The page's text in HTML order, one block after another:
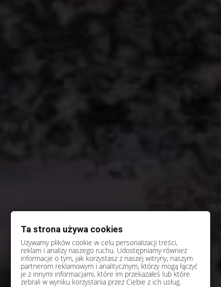
Ta strona używa cookies
Używamy plików cookie w celu personalizacji treści,
reklam i analizy naszego ruchu. Udostępniamy również
informacje o tym, jak korzystasz z naszej witryny, naszym
partnerom reklamowym i analitycznym, którzy mogą łączyć
je z innymi informacjami, które im przekazałeś lub które
zebrali w wyniku korzystania przez Ciebie z ich usług.